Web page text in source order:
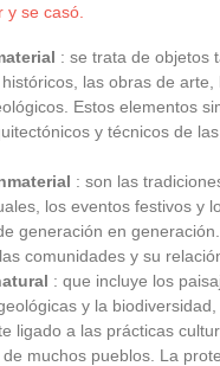
y se casó.
: se trata de objetos
las obras de arte,
Estos elementos
y técnicos de
: son las
los eventos festivos y
generación en
comunidades y su
: que incluye los
y la biodiversidad,
ligado a las prácticas
muchos pueblos. La